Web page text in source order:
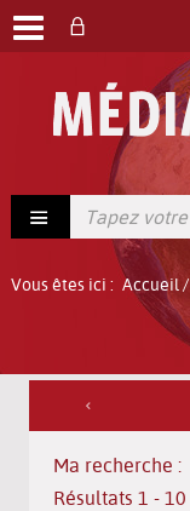
Vous êtes ici : Accueil/
Ma recherche :
Résultats 1 - 10